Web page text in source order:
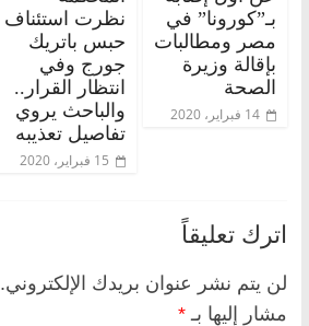
بـ”كورونا” في
مصر ومطالبات
بإقالة وزيرة
الصحة
14 فبراير، 2020
نظرت استئناف
حبس باتريك
جورج وفي
انتظار القرار..
والباحث يروي
تفاصيل تعذيبه
15 فبراير، 2020
اترك تعليقاً
لن يتم نشر عنوان بريدك الإلكتروني.
مشار إليها بـ *